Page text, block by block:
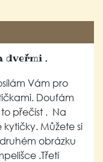
dveřmi .
Vám pro
Doufám
přečíst . Na
Můžete si
obrázku
.Třetí